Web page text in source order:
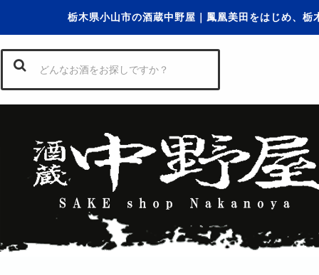
栃木県小山市の酒蔵中野屋｜鳳凰美田をはじめ、